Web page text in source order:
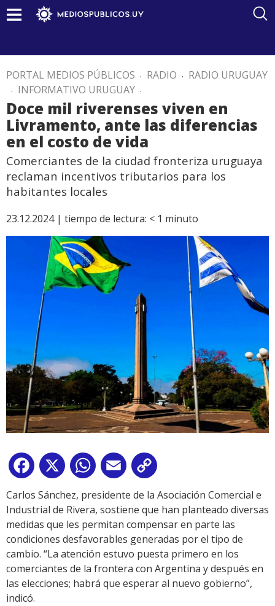
PORTAL MEDIOS PÚBLICOS . RADIO . RADIO URUGUAY
. INFORMATIVO URUGUAY .
Doce mil riverenses viven en
Livramento, ante las diferencias
en el costo de vida
Comerciantes de la ciudad fronteriza uruguaya
reclaman incentivos tributarios para los
habitantes locales
23.12.2024 | tiempo de lectura: < 1 minuto
Facebook
X WhatsApp
Email
Link
Carlos Sánchez, presidente de la Asociación Comercial e
Industrial de Rivera, sostiene que han planteado diversas
medidas que les permitan compensar en parte las
condiciones desfavorables generadas por el tipo de
cambio. “La atención estuvo puesta primero en los
comerciantes de la frontera con Argentina y después en
las elecciones; habrá que esperar al nuevo gobierno”,
indicó.